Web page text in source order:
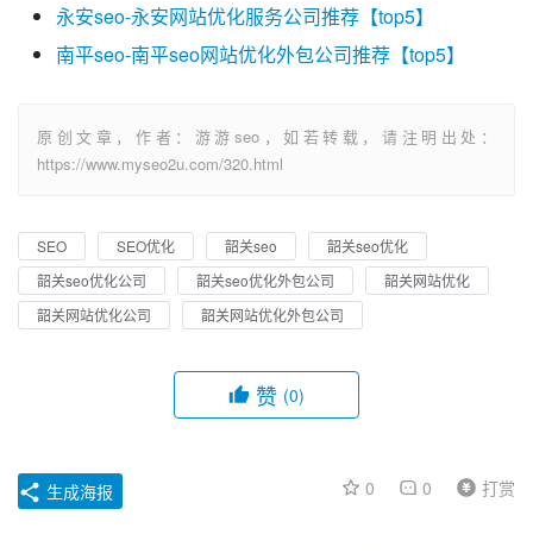
永安seo-永安网站优化服务公司推荐【top5】
南平seo-南平seo网站优化外包公司推荐【top5】
原创文章，作者：游游seo，如若转载，请注明出处：
https://www.myseo2u.com/320.html
SEO SEO优化 韶关seo
韶关seo优化
韶关seo优化公司
韶关seo优化外包公司
韶关网站优化
韶关网站优化公司
韶关网站优化外包公司
赞 (0)
0 0 打赏
生成海报